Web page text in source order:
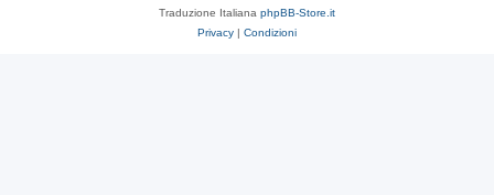
Traduzione Italiana phpBB-Store.it
Privacy | Condizioni